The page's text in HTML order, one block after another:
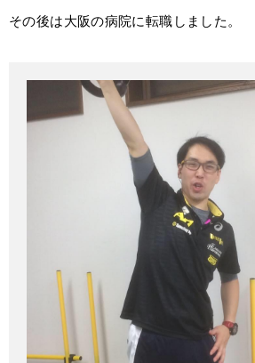
その後は大阪の病院に転職しました。